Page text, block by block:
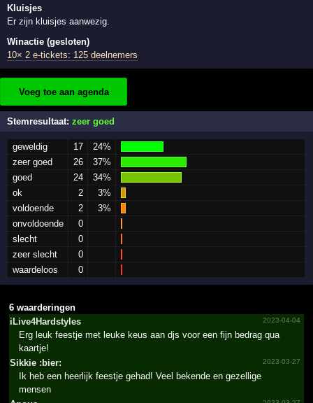
Kluisjes
Er zijn kluisjes aanwezig.
Winactie (gesloten)
10× 2 e-tickets: 125 deelnemers
Voeg toe aan agenda
Stemresultaat:zeer goed
geweldig 17
24%
zeer goed
26
37%
goed
24
34%
ok
2
3%
voldoende
2
3%
onvoldoende
0
slecht
0
zeer slecht
0
waardeloos
0
6 waarderingen
iLive4­Hardst­yles
2023-04-04
Erg leuk feestje met leuke keus aan djs voor een fijn bedrag qua
kaartje!
Sikkie :bier:
2023-03-27
Ik heb een heerlijk feestje gehad! Veel bekende en gezellige
mensen